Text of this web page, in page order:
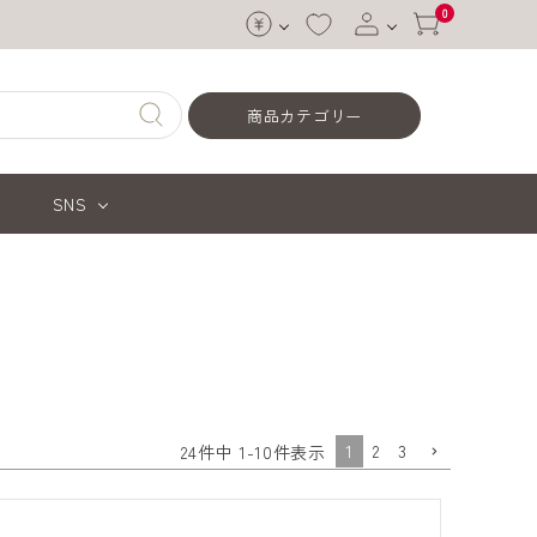
会員登録
0
商品カテゴリー
SNS
24件中 1 -10件表示 1 2 3